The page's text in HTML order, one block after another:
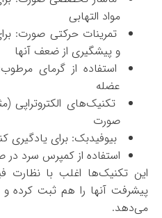
مواد التهابی
تمرینات حرکتی صورت:
و پیشگیری از ضعف آنها
استفاده از گرمای
عضله
صورت
بیوفیدبک: برای یادگیری
استفاده از کمپرس سرد در
این تکنیک‌ها اغلب با نظارت
پیشرفت آنها را هم ثبت کرده و
می‌دهد.